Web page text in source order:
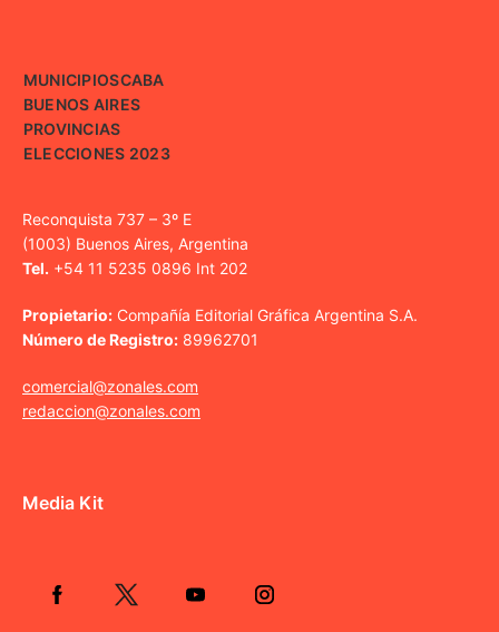
MUNICIPIOSCABA
BUENOS AIRES
PROVINCIAS
ELECCIONES 2023
Reconquista 737 – 3º E
(1003) Buenos Aires, Argentina
Tel. +54 11 5235 0896 Int 202
Propietario: Compañía Editorial Gráfica Argentina S.A.
Número de Registro: 89962701
comercial@zonales.com
redaccion@zonales.com
Media Kit